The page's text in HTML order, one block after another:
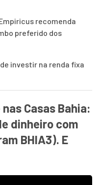
recomenda
preferido dos
investir na renda fixa
nas Casas Bahia:
dinheiro com
BHIA3). E